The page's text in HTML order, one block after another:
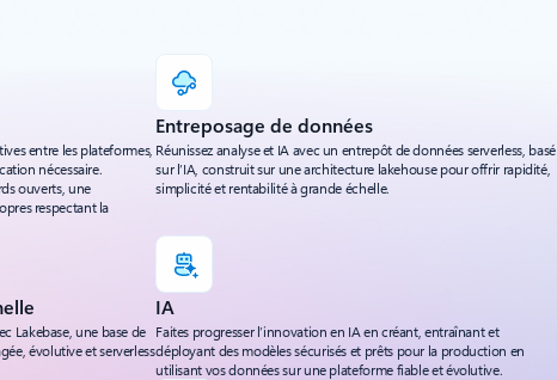
entre les plateformes,
nécessaire.
ouverts, une
respectant la
Entreposage de données
Réunissez analyse et IA avec un entrepôt de données serverless, basé
sur l’IA, construit sur une architecture lakehouse pour offrir rapidité,
simplicité et rentabilité à grande échelle.
Lakebase, une base de
évolutive et serverless
IA
Faites progresser l’innovation en IA en créant, entraînant et
déployant des modèles sécurisés et prêts pour la production en
utilisant vos données sur une plateforme fiable et évolutive.